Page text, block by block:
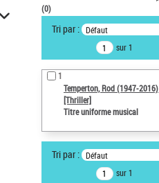
VOTRE RECHERCHE
Recherche avancée dans les
notices d’autorité
Œuvres liées à l'auteur :
Temperton, Rod (1947-2016)
Type de notice d'autorité
Titre uniforme musical
(0)
Tri par : Défaut
sur 1
1
Temperton, Rod (1947-2016)
[Thriller]
Titre uniforme musical
Tri par : Défaut
sur 1